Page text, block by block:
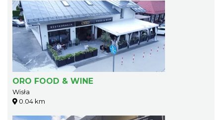
ORO FOOD & WINE
Wisła
0.04 km